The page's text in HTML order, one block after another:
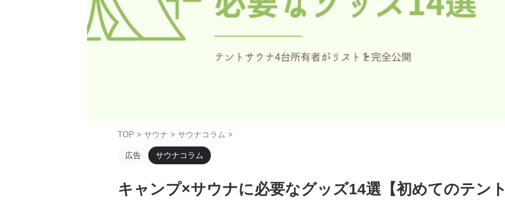
TOP > サウナ > サウナコラム >
広告 サウナコラム
キャンプ×サウナに必要なグッズ14選【初めてのテント